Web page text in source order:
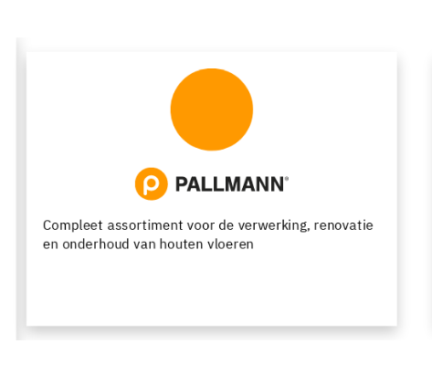
Kunsthars- en cementgebonden vloersystemen met
functionele en decoratieve afwerkingsmogelijkheden